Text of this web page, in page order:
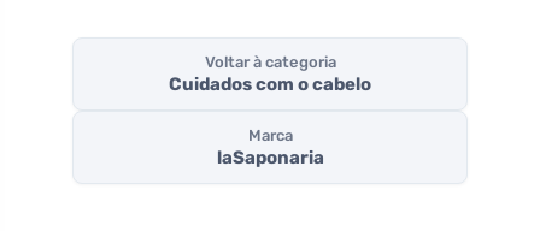
Voltar à categoria
Cuidados com o cabelo
Marca
laSaponaria